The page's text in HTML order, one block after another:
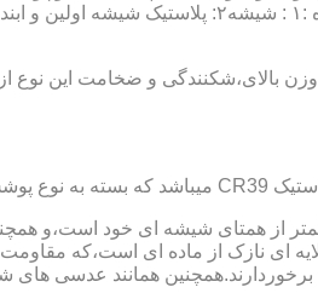
عدسی یا لنز :جنس عدسی عینکها از دو
بالای،شکنندگی و ضخامت این
از همتای شیشه ای خود است،و
ای نازک از ماده ای است،که
برخوردارند.همچنین همانند عدسی